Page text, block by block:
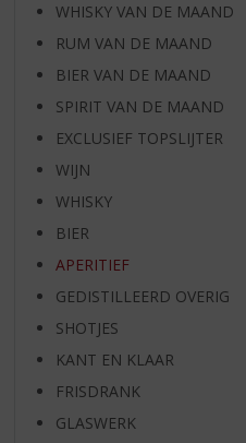
WHISKY VAN DE MAAND
RUM VAN DE MAAND
BIER VAN DE MAAND
SPIRIT VAN DE MAAND
EXCLUSIEF TOPSLIJTER
WIJN
WHISKY
BIER
APERITIEF
GEDISTILLEERD OVERIG
SHOTJES
KANT EN KLAAR
FRISDRANK
GLASWERK